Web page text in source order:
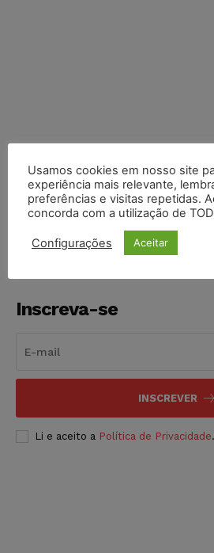
Inscreva-se
INSCREVER
Li e aceito a Política de Privacidade.
Usamos cookies em nosso site
experiência mais relevante,
preferências e visitas repetidas.
concorda com a utilização de
Configurações Aceitar